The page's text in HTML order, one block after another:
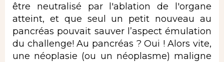
être neutralisé par l'ablation de l'organe
atteint, et que seul un petit nouveau au
pancréas pouvait sauver l’aspect émulation
du challenge! Au pancréas ? Oui ! Alors vite,
une néoplasie (ou un néoplasme) maligne